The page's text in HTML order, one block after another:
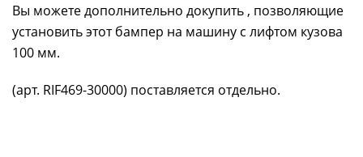
Вы можете дополнительно докупить , позволяющие
установить этот бампер на машину с лифтом кузова
100 мм.
(арт. RIF469-30000) поставляется отдельно.